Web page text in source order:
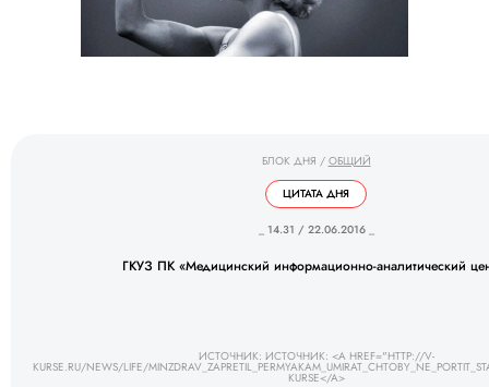
БЛОК ДНЯ / ОБЩИЙ
ЦИТАТА ДНЯ
_ 14.31 / 22.06.2016 _
ГКУЗ ПК «Медицинский информационно-аналитический
ИСТОЧНИК: ИСТОЧНИК: <A HREF="HTTP://V-
KURSE.RU/NEWS/LIFE/
KURSE</A>